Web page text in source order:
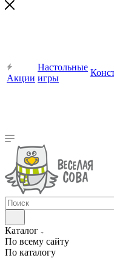
Акции
Настольные
игры
Каталог
По всему сайту
По каталогу